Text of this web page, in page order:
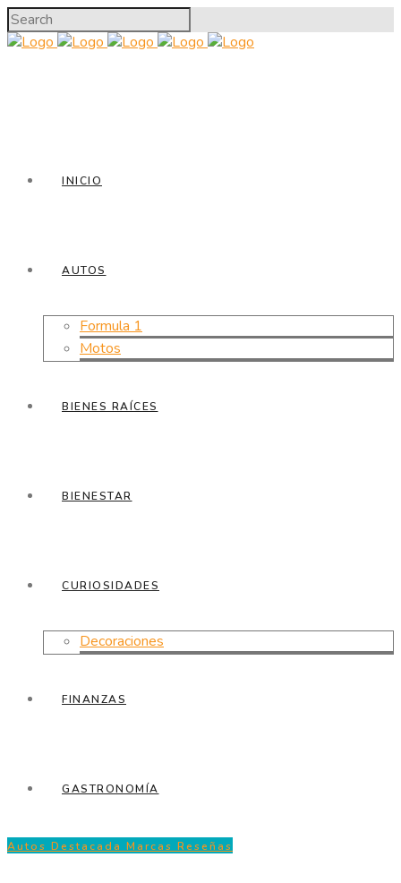
INICIO
AUTOS
Formula 1
Motos
BIENES RAÍCES
BIENESTAR
CURIOSIDADES
Decoraciones
FINANZAS
GASTRONOMÍA
Recetas
Autos Destacada Marcas Reseñas